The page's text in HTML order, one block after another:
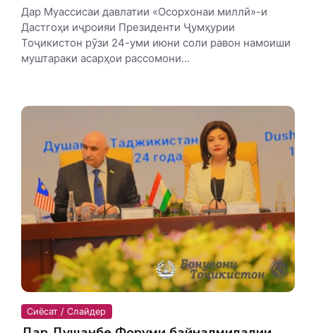
Дар Муассисаи давлатии «Осорхонаи миллӣ»-и
Дастгоҳи иҷроияи Президенти Ҷумҳурии
Тоҷикистон рӯзи 24-уми июни соли равон намоиши
муштараки асарҳои рассомони...
Сиёсат / Слайдер